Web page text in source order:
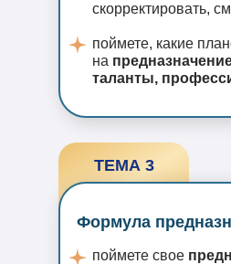
скорректировать,
поймете, какие
на
таланты,
ТЕМА 3
Формула
поймете свое